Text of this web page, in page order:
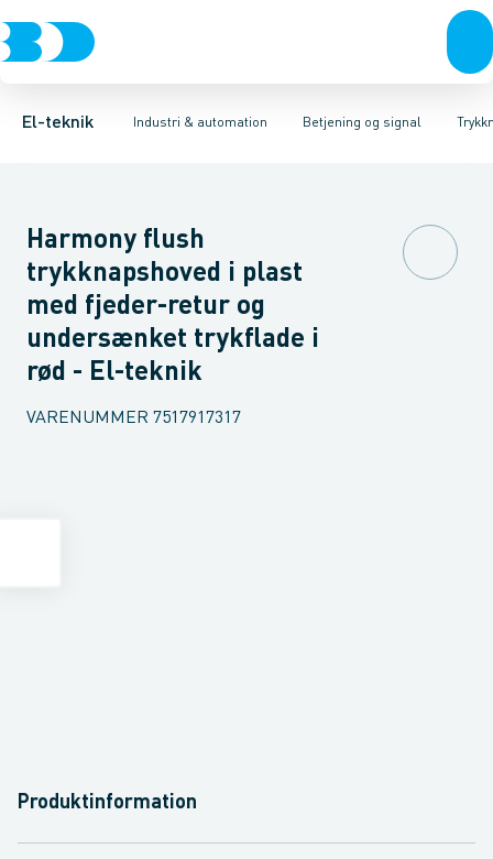
El-teknik Industri & automation
Afbrydere, stikkontakter & lampeudtagForgreningsmateriel
Betjening og signal
Industristiksystemer Frekvensomformere og softstartere
TrykknaphovedLystårn element, optiskTilslutningsmodul
Harmony flush
trykknapshoved i plast
med fjeder-retur og
undersænket trykflade i
rød - El-teknik
VARENUMMER 7517917317
Produktinformation